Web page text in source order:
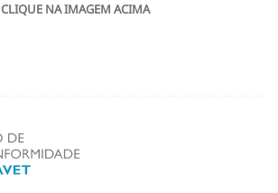
CLIQUE NA IMAGEM ACIMA